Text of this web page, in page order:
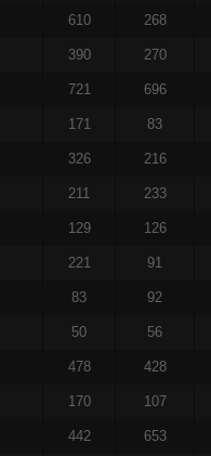
610 268
390 270
721 696
171 83
326 216
211 233
129 126
221 91
83 92
50 56
478 428
170 107
442 653